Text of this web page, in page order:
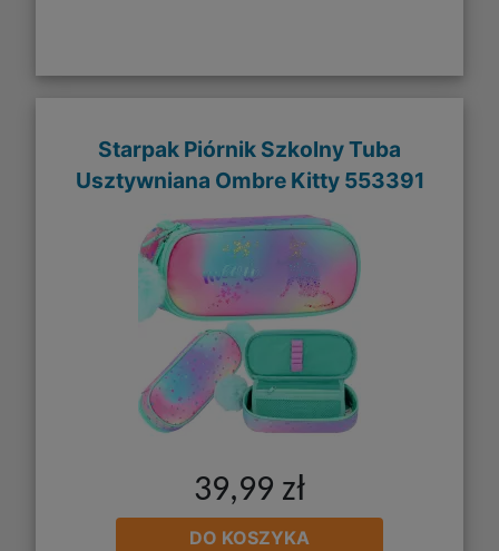
Starpak Piórnik Szkolny Tuba
Usztywniana Ombre Kitty 553391
39,99 zł
DO KOSZYKA